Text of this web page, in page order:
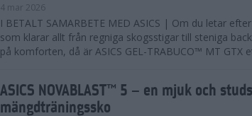
4 mar 2026
I BETALT SAMARBETE MED ASICS | Om du letar
som klarar allt från regniga skogsstigar till steniga
på komforten, då är ASICS GEL-TRABUCO™ MT GTX
ASICS NOVABLAST™ 5 – en mjuk och
mängdträningssko